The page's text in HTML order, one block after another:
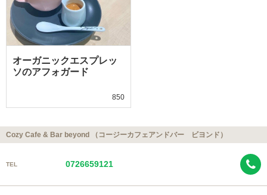
オーガニックエスプレッ
ソのアフォガード
850
Cozy Cafe & Bar beyond （コージーカフェアンドバー ビヨンド）
TEL 0726659121